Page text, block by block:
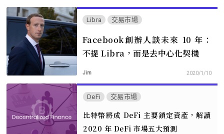
Libra 交易市場
Facebook創辦人談未來 10 年：
不提 Libra，而是去中心化契機
Jim 2020/1/10
DeFi 交易市場
比特幣將成 DeFi 主要鎖定資產，解讀
2020 年 DeFi 市場五大預測